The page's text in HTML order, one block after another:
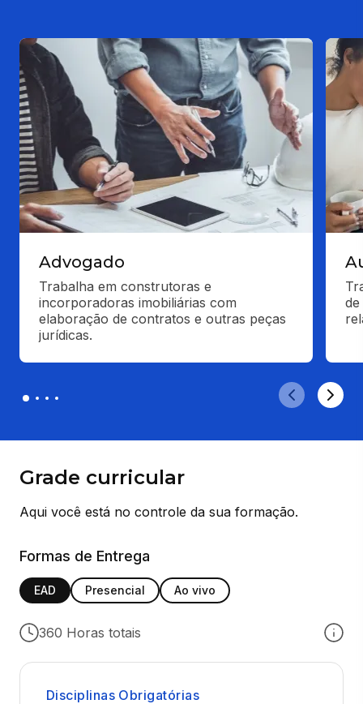
Advogado
Trabalha em construtoras e
incorporadoras imobiliárias com
elaboração de contratos e outras peças
jurídicas.
Grade curricular
Aqui você está no controle da sua formação.
Formas de Entrega
EAD Presencial Ao vivo
360 Horas totais
Disciplinas Obrigatórias